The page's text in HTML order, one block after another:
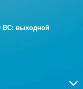
ВС: выходной